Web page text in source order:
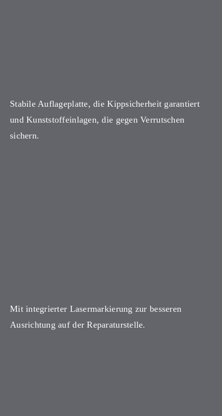
Stabile Auflageplatte, die Kippsicherheit garantiert
und Kunststoffeinlagen, die gegen Verrutschen
sichern.
Mit integrierter Lasermarkierung zur besseren
Ausrichtung auf der Reparaturstelle.